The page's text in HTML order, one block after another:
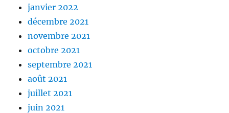
janvier 2022
décembre 2021
novembre 2021
octobre 2021
septembre 2021
août 2021
juillet 2021
juin 2021